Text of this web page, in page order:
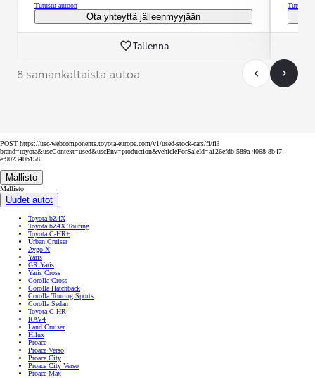
Tutustu autoon
Ota yhteyttä jälleenmyyjään
Tallenna
Tutustu
8 samankaltaista autoa
POST https://usc-webcomponents.toyota-europe.com/v1/used-stock-cars/fi/fi?
brand=toyota&uscContext=used&uscEnv=production&vehicleForSaleId=a126efdb-589a-4068-8b47-
ef902340b158
Mallisto
Mallisto
Uudet autot
Toyota bZ4X
Toyota bZ4X Touring
Toyota C-HR+
Urban Cruiser
Aygo X
Yaris
GR Yaris
Yaris Cross
Corolla Cross
Corolla Hatchback
Corolla Touring Sports
Corolla Sedan
Toyota C-HR
RAV4
Land Cruiser
Hilux
Proace
Proace Verso
Proace City
Proace City Verso
Proace Max